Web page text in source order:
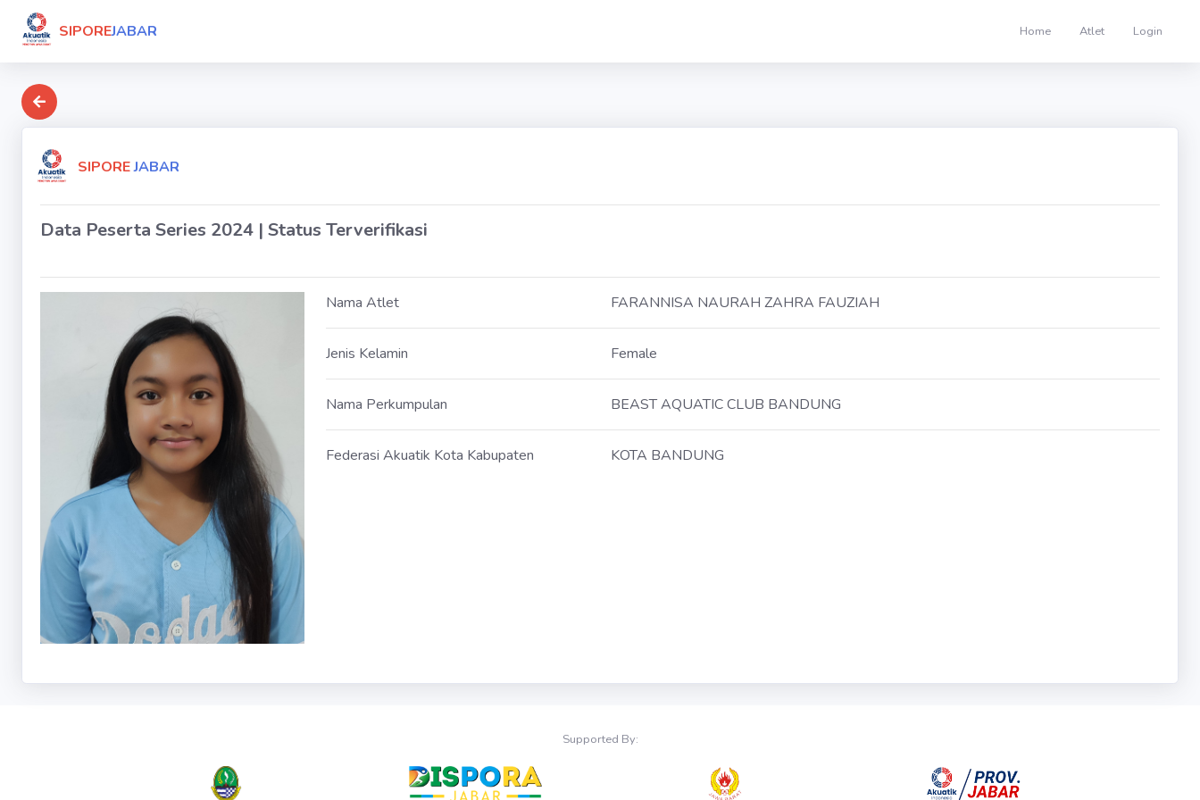
SIPOREJABAR Home Atlet Login
SIPOREJABAR
Data Peserta Series 2024 | Status Terverifikasi
Nama Atlet FARANNISA NAURAH ZAHRA FAUZIAH
Jenis Kelamin Female
Nama Perkumpulan BEAST AQUATIC CLUB BANDUNG
Federasi Akuatik Kota Kabupaten KOTA BANDUNG
Supported By: